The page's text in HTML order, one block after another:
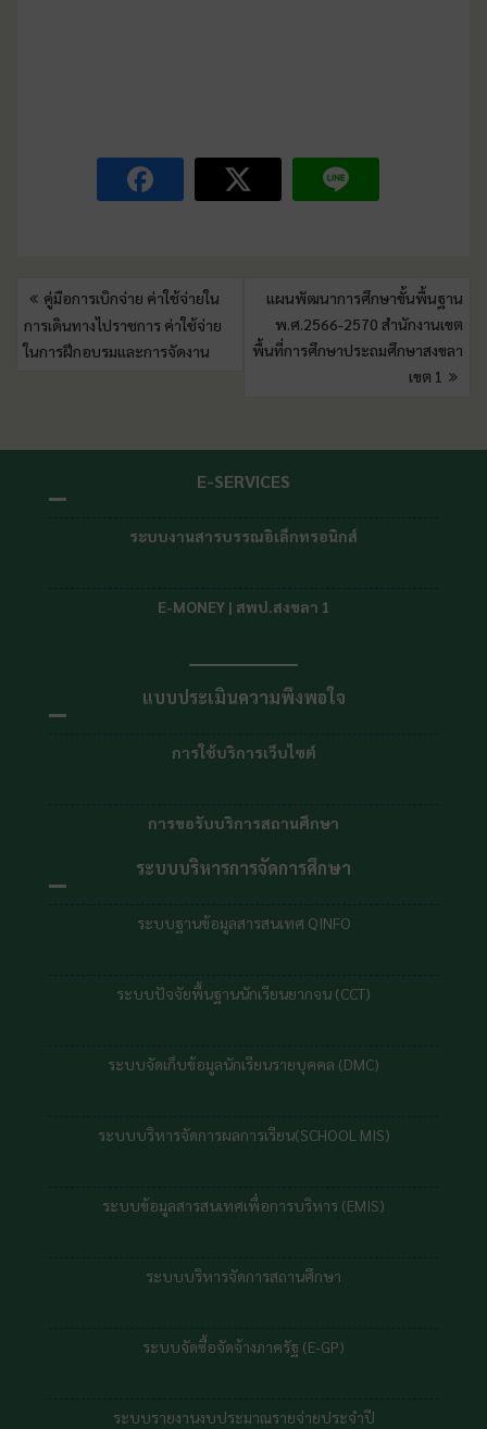
คู่มือการเบิกจ่าย ค่าใช้จ่ายใน
การเดินทางไปราชการ ค่าใช้จ่าย
ในการฝึกอบรมและการจัดงาน
แผนพัฒนาการศึกษาขั้นพื้นฐาน
พ.ศ.2566-2570 สำนักงานเขต
พื้นที่การศึกษาประถมศึกษาสงขลา
เขต 1
E-SERVICES
ระบบงานสารบรรณอิเล็กทรอนิกส์
E-MONEY | สพป.สงขลา 1
แบบประเมินความพึงพอใจ
การใช้บริการเว็บไซต์
การขอรับบริการสถานศึกษา
ระบบบริหารการจัดการศึกษา
ระบบฐานข้อมูลสารสนเทศ QINFO
ระบบปัจจัยพื้นฐานนักเรียนยากจน (CCT)
ระบบจัดเก็บข้อมูลนักเรียนรายบุคคล (DMC)
ระบบบริหารจัดการผลการเรียน(SCHOOL MIS)
ระบบข้อมูลสารสนเทศเพื่อการบริหาร (EMIS)
ระบบบริหารจัดการสถานศึกษา
ระบบจัดซื้อจัดจ้างภาครัฐ (E-GP)
ระบบรายงานงบประมาณรายจ่ายประจำปี